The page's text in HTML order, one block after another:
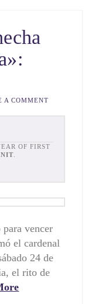
A COMMENT
vencer
el cardenal
24 de
el rito de